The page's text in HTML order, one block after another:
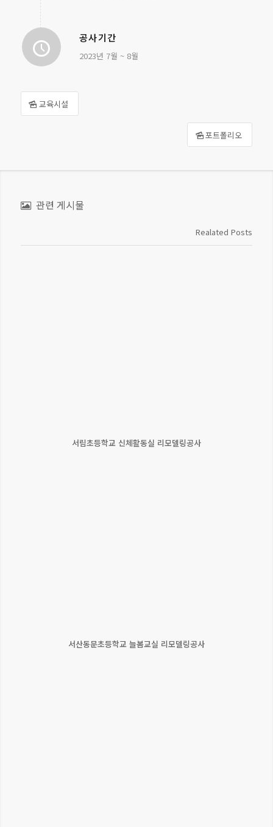
공사기간
2023년 7월 ~ 8월
교육시설
포트폴리오
관련 게시물
Realated Posts
서림초등학교 신체활동실 리모델링공사
서산동문초등학교 늘봄교실 리모델링공사